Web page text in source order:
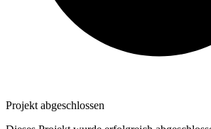
Projekt abgeschlossen